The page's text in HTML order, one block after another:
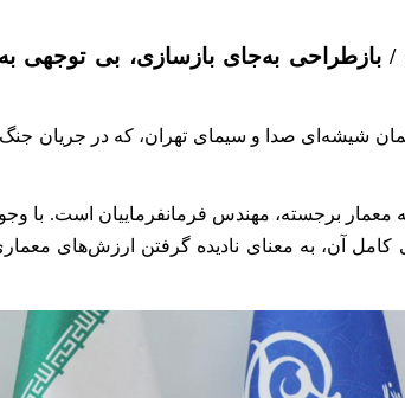
به‌جای بازسازی، بی توجهی
شیشه‌ای صدا و سیمای تهران، که در جریان جنگ
برجسته، مهندس فرمانفرماییان است. با
آن، به معنای نادیده گرفتن ارزش‌های